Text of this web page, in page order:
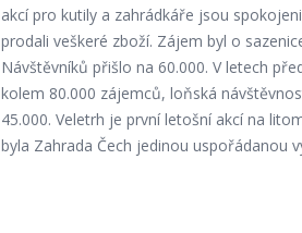
akcí pro kutily a zahrádkáře jsou
prodali veškeré zboží. Zájem byl o
Návštěvníků přišlo na 60.000. V letech
kolem 80.000 zájemců, loňská
45.000. Veletrh je první letošní akcí na
byla Zahrada Čech jedinou uspořádanou